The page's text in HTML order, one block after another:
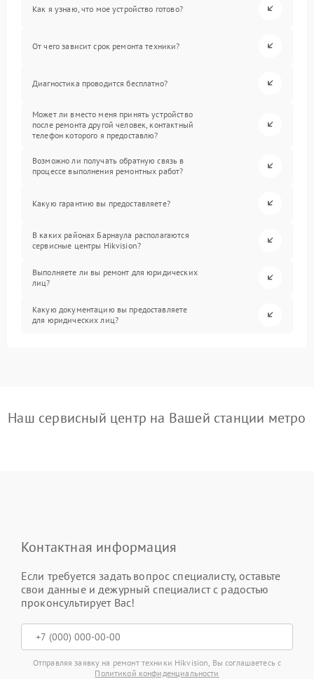
Как я узнаю, что мое устройство готово?
От чего зависит срок ремонта техники?
Диагностика проводится бесплатно?
Может ли вместо меня принять устройство
после ремонта другой человек, контактный
телефон которого я предоставлю?
Возможно ли получать обратную связь в
процессе выполнения ремонтных работ?
Какую гарантию вы предоставляете?
В каких районах Барнаула располагаются
сервисные центры Hikvision?
Выполняете ли вы ремонт для юридических
лиц?
Какую документацию вы предоставляете
для юридических лиц?
Наш сервисный центр на Вашей станции метро
Контактная информация
Если требуется задать вопрос специалисту, оставьте
свои данные и дежурный специалист с радостью
проконсультирует Вас!
Отправляя заявку на ремонт техники Hikvision, Вы соглашаетесь с
Политикой конфиденциальности